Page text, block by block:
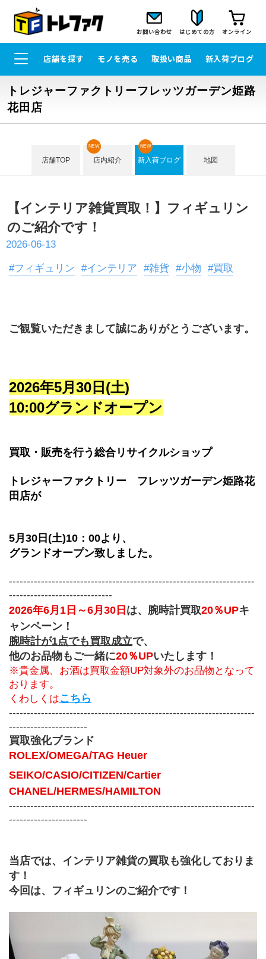
お問い合わせ はじめての方 オンライン
店舗を探す モノを売る 取扱い商品 新入荷ブログ
トレジャーファクトリーフレッツガーデン姫路
花田店
店舗TOP 店内紹介
NEW
新入荷ブログ
NEW
地図
【インテリア雑貨買取！】フィギュリン
のご紹介です！
2026-06-13
#フィギュリン #インテリア #雑貨 #小物 #買取
ご観覧いただきまして誠にありがとうございます。
2026年5月30日(土)
10:00グランドオープン
買取・販売を行う総合リサイクルショップ
トレジャーファクトリー　フレッツガーデン姫路花
田店が
5月30日(土)10：00より、
グランドオープン致しました。
---------------------------------------------------------------------
-----------------------------
2026年6月1日～6月30日 は、腕時計買取20％UPキ
ャンペーン！
腕時計が1点でも買取成立で、
他のお品物もご一緒に20％UPいたします！
※貴金属、お酒は買取金額UP対象外のお品物となって
おります。
くわしくはこちら
---------------------------------------------------------------------
----------------------
買取強化ブランド
ROLEX/OMEGA/TAG Heuer
SEIKO/CASIO/CITIZEN/Cartier
CHANEL/HERMES/HAMILTON
---------------------------------------------------------------------
----------------------
当店では、インテリア雑貨の買取も強化しておりま
す！
今回は、フィギュリンのご紹介です！